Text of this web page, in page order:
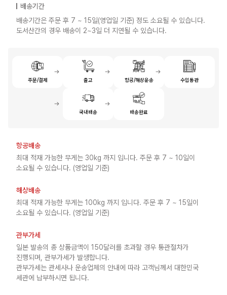
배송기간
배송기간은 주문 후 7 ~ 15일(영업일 기준) 정도 소요될 수 있습니다.
도서산간의 경우 배송이 2~3일 더 지연될 수 있습니다.
주문/결제 출고 항공/해상운송 수입통관
국내배송 배송완료
항공배송
최대 적재 가능한 무게는 30kg 까지 입니다. 주문 후 7 ~ 10일이
소요될 수 있습니다. (영업일 기준)
해상배송
최대 적재 가능한 무게는 100kg 까지 입니다. 주문 후 7 ~ 15일이
소요될 수 있습니다. (영업일 기준)
관부가세
일본 발송의 총 상품금액이 150달러를 초과할 경우 통관절차가
진행되며, 관부가세가 발생합니다.
관부가세는 관세사나 운송업체의 안내에 따라 고객님께서 대한민국
세관에 납부하시면 됩니다.